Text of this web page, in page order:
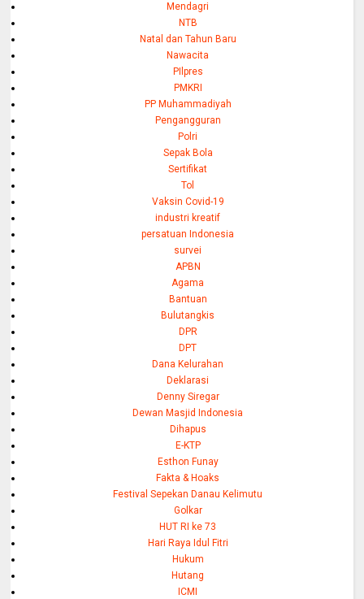
Mendagri
NTB
Natal dan Tahun Baru
Nawacita
PIlpres
PMKRI
PP Muhammadiyah
Pengangguran
Polri
Sepak Bola
Sertifikat
Tol
Vaksin Covid-19
industri kreatif
persatuan Indonesia
survei
APBN
Agama
Bantuan
Bulutangkis
DPR
DPT
Dana Kelurahan
Deklarasi
Denny Siregar
Dewan Masjid Indonesia
Dihapus
E-KTP
Esthon Funay
Fakta & Hoaks
Festival Sepekan Danau Kelimutu
Golkar
HUT RI ke 73
Hari Raya Idul Fitri
Hukum
Hutang
ICMI